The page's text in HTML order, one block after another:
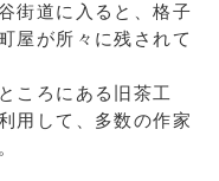
街道に入ると、格子
屋が所々に残されて
ころにある旧茶工
用して、多数の作家